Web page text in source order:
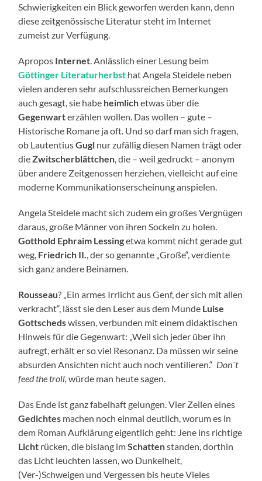
Schwierigkeiten ein Blick geworfen werden kann, denn
diese zeitgenössische Literatur steht im Internet
zumeist zur Verfügung.
Apropos Internet. Anlässlich einer Lesung beim
Göttinger Literaturherbst hat Angela Steidele neben
vielen anderen sehr aufschlussreichen Bemerkungen
auch gesagt, sie habe heimlichetwas über die
Gegenwarterzählen wollen. Das wollen – gute –
Historische Romane ja oft. Und so darf man sich fragen,
ob LautentiusGugl nur zufällig diesen Namen trägt oder
dieZwitscherblättchen, die – weil gedruckt – anonym
über andere Zeitgenossen herziehen, vielleicht auf eine
moderne Kommunikationserscheinung anspielen.
Angela Steidele macht sich zudem ein großes Vergnügen
daraus, große Männer von ihren Sockeln zu holen.
Gotthold Ephraim Lessingetwa kommt nicht gerade gut
weg, Friedrich II., der so genannte „Große“, verdiente
sich ganz andere Beinamen.
Rousseau? „Ein armes Irrlicht aus Genf, der sich mit allen
verkracht“, lässt sie den Leser aus dem Munde Luise
Gottschedswissen, verbunden mit einem didaktischen
Hinweis für die Gegenwart: „Weil sich jeder über ihn
aufregt, erhält er so viel Resonanz. Da müssen wir seine
absurden Ansichten nicht auch noch ventilieren.“ Don´t
feed the troll, würde man heute sagen.
Das Ende ist ganz fabelhaft gelungen. Vier Zeilen eines
Gedichtes machen noch einmal deutlich, worum es in
dem Roman Aufklärung eigentlich geht: Jene ins richtige
Licht rücken, die bislang imSchattenstanden, dorthin
das Licht leuchten lassen, wo Dunkelheit,
(Ver-)Schweigen und Vergessen bis heute Vieles